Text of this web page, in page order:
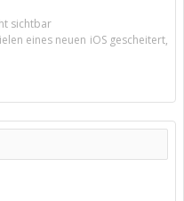
sichtbar
eines neuen iOS gescheitert,